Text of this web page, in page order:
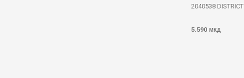
2040538 DISTRICT
5.590 МКД